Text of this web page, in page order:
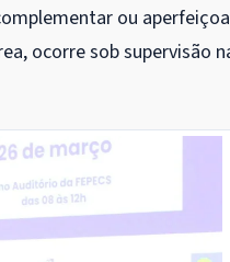
ou
ocorre sob supervisão